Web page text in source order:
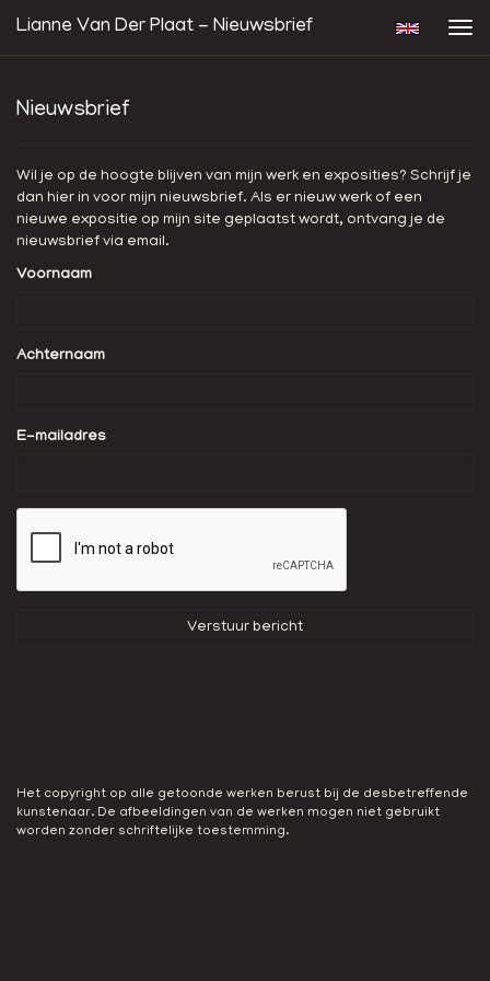
Lianne Van Der Plaat - Nieuwsbrief
Nieuwsbrief
Wil je op de hoogte blijven van mijn werk en exposities? Schrijf je
dan hier in voor mijn nieuwsbrief. Als er nieuw werk of een
nieuwe expositie op mijn site geplaatst wordt, ontvang je de
nieuwsbrief via email.
Voornaam
Achternaam
E-mailadres
Het copyright op alle getoonde werken berust bij de desbetreffende
kunstenaar. De afbeeldingen van de werken mogen niet gebruikt
worden zonder schriftelijke toestemming.